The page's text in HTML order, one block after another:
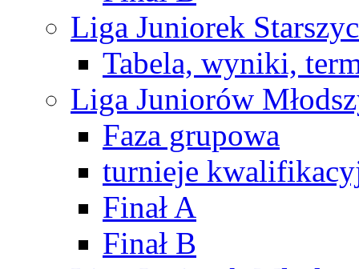
Liga Juniorek
Tabela, wyniki,
Liga Juniorów
Faza grupowa
turnieje
Finał A
Finał B